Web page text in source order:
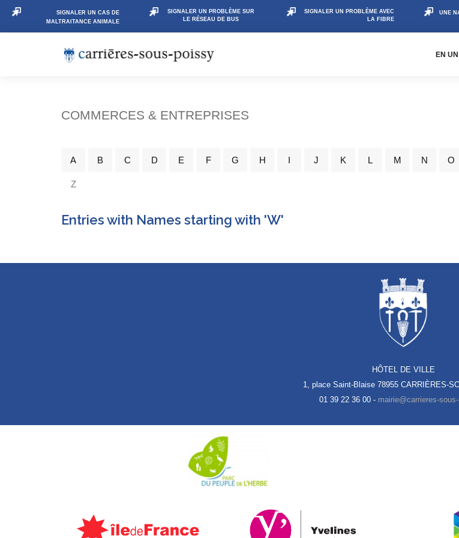
SIGNALER UN CAS DE
MALTRAITANCE ANIMALE
SIGNALER UN PROBLÈME SUR
LE RÉSEAU DE BUS
SIGNALER UN PROBLÈME AVEC
LA FIBRE
UNE
EN
COMMERCES & ENTREPRISES
A B C D E F G H I J K L M N O
Z
Entries with Names starting with 'W'
HÔTEL DE VILLE
1, place Saint-Blaise 78955 CARRIÈRES-
01 39 22 36 00 -